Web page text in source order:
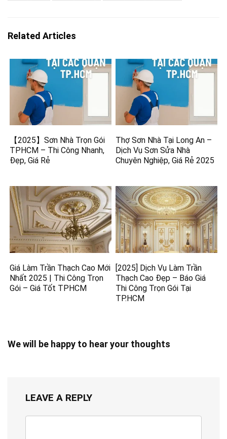
Related Articles
【2025】Sơn Nhà Trọn Gói
TPHCM – Thi Công Nhanh,
Đẹp, Giá Rẻ
Thợ Sơn Nhà Tại Long An –
Dịch Vụ Sơn Sửa Nhà
Chuyên Nghiệp, Giá Rẻ 2025
Giá Làm Trần Thạch Cao Mới
Nhất 2025 | Thi Công Trọn
Gói – Giá Tốt TPHCM
[2025] Dịch Vụ Làm Trần
Thạch Cao Đẹp – Báo Giá
Thi Công Trọn Gói Tại
TP.HCM
We will be happy to hear your thoughts
LEAVE A REPLY